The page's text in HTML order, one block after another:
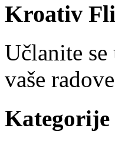
Kroativ
Učlanite se
vaše
Kategorije